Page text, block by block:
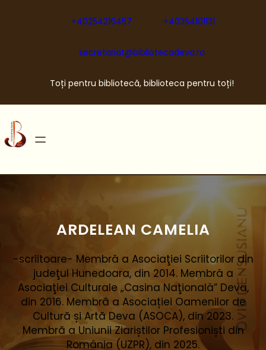
+40254216457 +40354101131
secretariat@bibliotecadeva.ro
Toți pentru bibliotecă, biblioteca pentru toți!
ARDELEAN CAMELIA
-scriitoare- Membră a Asociaţiei Scriitorilor din
judeţul Hunedoara, din 2014. Membră a
Asociaţiei Culturale „Casina Naţională” Deva,
din 2016. Membrã a Asociației Oamenilor de
Culturã și Artã Deva (ASOCA), din 2023.
Membrã a Uniunii Ziariștilor Profesioniști din
România (UZPR), din 2025.